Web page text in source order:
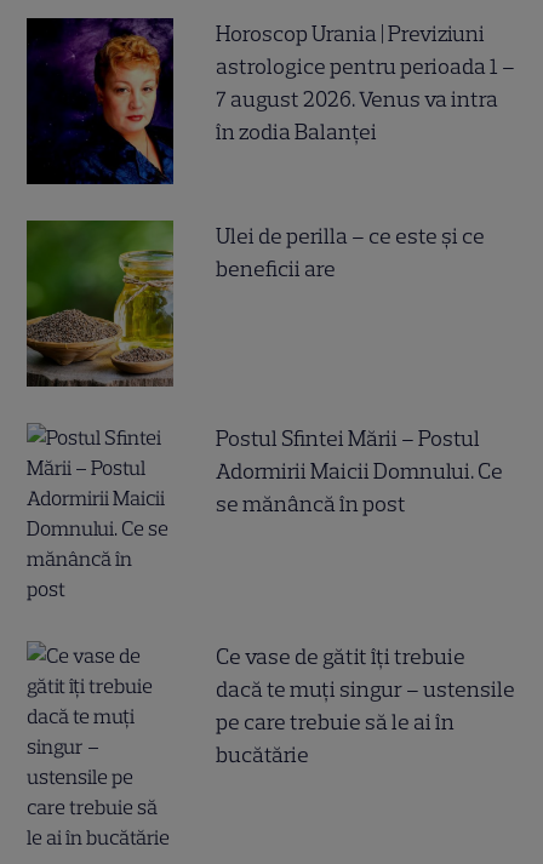
Horoscop Urania | Previziuni
astrologice pentru perioada 1 –
7 august 2026. Venus va intra
în zodia Balanței
Ulei de perilla – ce este și ce
beneficii are
Postul Sfintei Mării – Postul
Adormirii Maicii Domnului. Ce
se mănâncă în post
Ce vase de gătit îți trebuie
dacă te muți singur – ustensile
pe care trebuie să le ai în
bucătărie